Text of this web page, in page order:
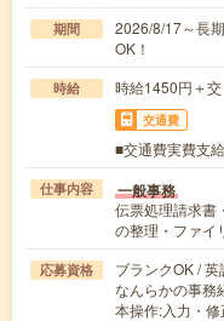
期間
2026/8/17～長
OK！
時給 時給1450円＋交
交通費
■交通費実費支
仕事内容 一般事務
伝票処理請求書
の整理・ファ
応募資格
ブランクOK /
なんらかの事務
本操作:入力・